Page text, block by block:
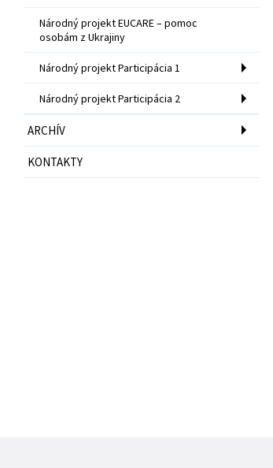
Národný projekt EUCARE – pomoc
osobám z Ukrajiny
Národný projekt Participácia 1
Národný projekt Participácia 2
ARCHÍV
KONTAKTY